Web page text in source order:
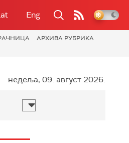
Eng
АРХИВА РУБРИКА
недеља, 09. август 2026.